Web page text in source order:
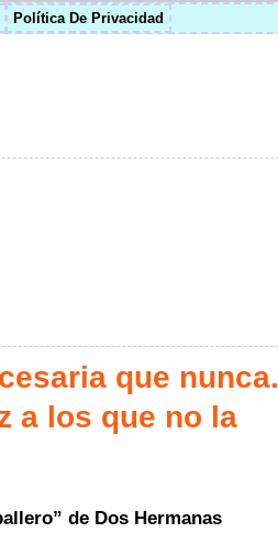
Política De Privacidad
que nunca.
a los que no la
de Dos Hermanas